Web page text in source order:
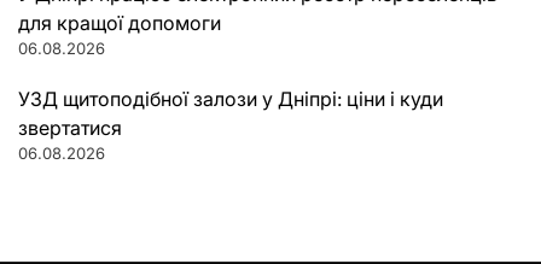
для кращої допомоги
06.08.2026
УЗД щитоподібної залози у Дніпрі: ціни і куди
звертатися
06.08.2026